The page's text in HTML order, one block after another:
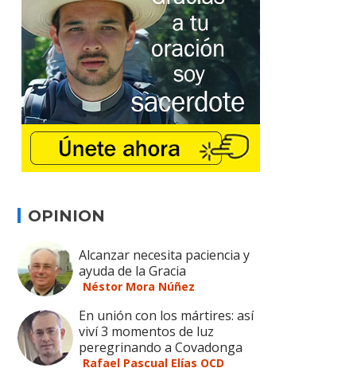
OPINION
Alcanzar necesita paciencia y
ayuda de la Gracia
Néstor Mora Núñez
En unión con los mártires: así
viví 3 momentos de luz
peregrinando a Covadonga
Rafael Pascual Elías OCD